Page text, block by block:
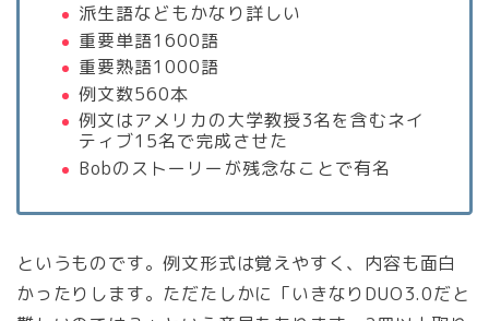
派生語などもかなり詳しい
重要単語1600語
重要熟語1000語
例文数560本
例文はアメリカの大学教授3名を含むネイ
ティブ15名で完成させた
Bobのストーリーが残念なことで有名
というものです。例文形式は覚えやすく、内容も面白
かったりします。ただたしかに「いきなりDUO3.0だと